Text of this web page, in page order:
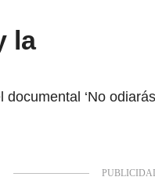
la
‘No